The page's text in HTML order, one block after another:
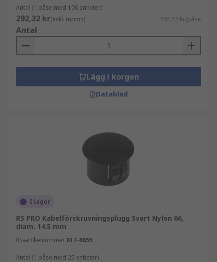
Antal (1 påse med 100 enheter)
292,32 kr(exkl. moms) 292,32 kr/påse
Antal
Lägg i korgen
Datablad
I lager
RS PRO Kabelförskruvningsplugg Svart Nylon 66,
diam. 14.5 mm
RS-artikelnummer 817-8855
Antal (1 påse med 25 enheter)